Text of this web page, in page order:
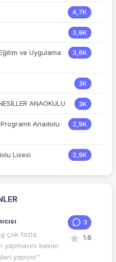
4,7K
3,9K
ve Uygulama
3,6K
3K
ANAOKULU 3K
Programlı Anadolu
2,9K
Lisesi 2,9K
çok fazla.
bekler.
yapıyor”
3
1.6